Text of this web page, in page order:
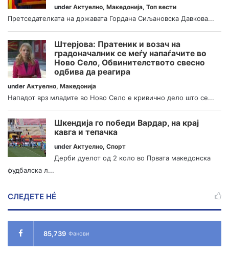
under Актуелно, Македонија, Топ вести
Претседателката на државата Гордана Сиљановска Давкова...
Штерјова: Пратеник и возач на
градоначалник се меѓу напаѓачите во
Ново Село, Обвинителството свесно
одбива да реагира
under Актуелно, Македонија
Нападот врз младите во Ново Село е кривично дело што се...
Шкендија го победи Вардар, на крај
кавга и тепачка
under Актуелно, Спорт
Дерби дуелот од 2 коло во Првата македонска
фудбалска л...
СЛЕДЕТЕ НÉ
85,739 Фанови